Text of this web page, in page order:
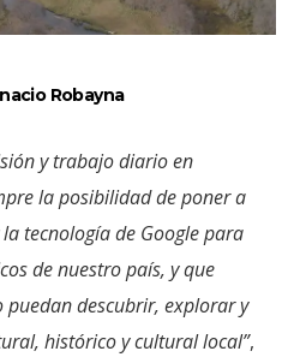
Robayna
y trabajo diario en
la posibilidad de poner a
tecnología de Google para
de nuestro país, y que
descubrir, explorar y
histórico y cultural local”,